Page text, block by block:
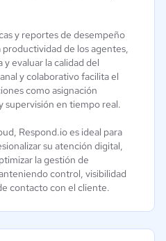
y reportes de desempeño
de los agentes,
evaluar la calidad del
y colaborativo facilita el
como asignación
supervisión en tiempo real.
Respond.io es ideal para
su atención digital,
la gestión de
control, visibilidad
contacto con el cliente.